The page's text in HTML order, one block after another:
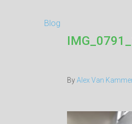
Blog
ByAlex Van